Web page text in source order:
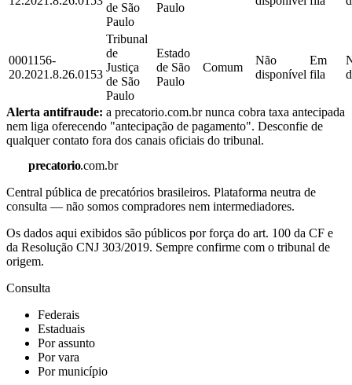
de São
Paulo
Paulo
0001156-
20.2021.8.26.0153
Tribunal
de
Justiça
de São
Paulo
Estado
de São
Paulo
Comum
Não
disponível
Em
fila
Alerta antifraude: a precatorio.com.br nunca cobra taxa antecipada
nem liga oferecendo "antecipação de pagamento". Desconfie de
qualquer contato fora dos canais oficiais do tribunal.
precatorio.com.br
Central pública de precatórios brasileiros. Plataforma neutra de
consulta — não somos compradores nem intermediadores.
Os dados aqui exibidos são públicos por força do art. 100 da CF e
da Resolução CNJ 303/2019. Sempre confirme com o tribunal de
origem.
Consulta
Federais
Estaduais
Por assunto
Por vara
Por município